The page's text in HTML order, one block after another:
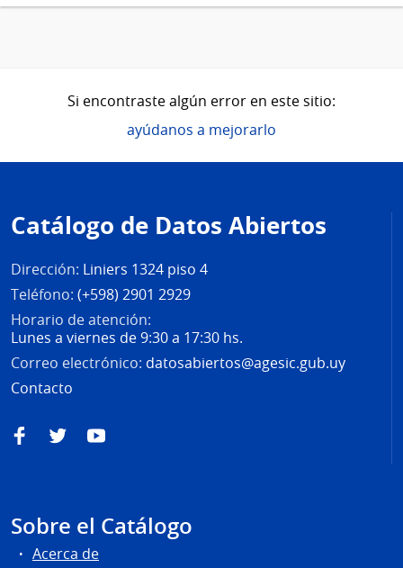
Si encontraste algún error en este sitio:
ayúdanos a mejorarlo
de
página
Catálogo de Datos Abiertos
Dirección: Liniers 1324 piso 4
Teléfono: (+598) 2901 2929
Horario de atención:
Lunes a viernes de 9:30 a 17:30 hs.
Correo electrónico: datosabiertos@agesic.gub.uy
Contacto
FacebookTwitterYouTube
Sobre el Catálogo
Acerca de